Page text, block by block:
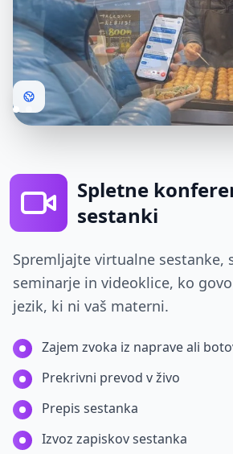
Spletne
sestanki
Spremljajte virtualne sestanke,
seminarje in videoklice, ko
jezik, ki ni vaš materni.
Zajem zvoka iz naprave ali
Prekrivni prevod v živo
Prepis sestanka
Izvoz zapiskov sestanka